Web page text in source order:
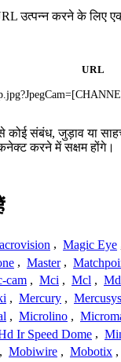
उत्पन्न करने के लिए
URL
संबंध, जुड़ाव या
करने में सक्षम होंगे।
, Magic Eye
, Master ,
cam , Mci , Mcl ,
, Mercury , Mercusys
, Microlino ,
Ir Speed Dome ,
, Mobiwire , Mobotix ,